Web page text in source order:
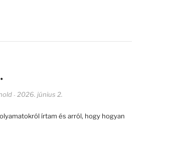
- 2026. június 2.
írtam és arról, hogy hogyan